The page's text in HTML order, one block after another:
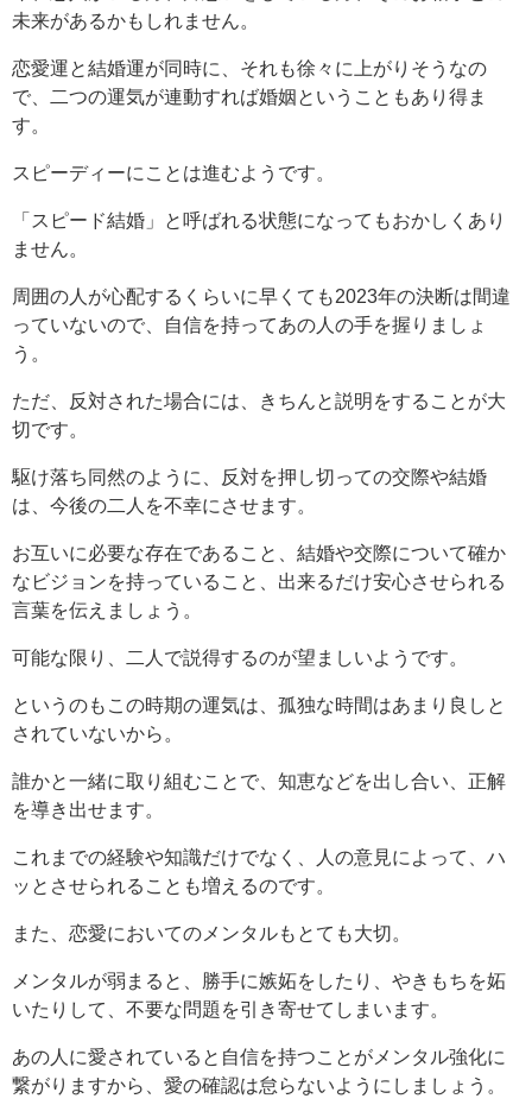
未来があるかもしれません。
恋愛運と結婚運が同時に、それも徐々に上がりそうなの
で、二つの運気が連動すれば婚姻ということもあり得ま
す。
スピーディーにことは進むようです。
「スピード結婚」と呼ばれる状態になってもおかしくあり
ません。
周囲の人が心配するくらいに早くても2023年の決断は間違
っていないので、自信を持ってあの人の手を握りましょ
う。
ただ、反対された場合には、きちんと説明をすることが大
切です。
駆け落ち同然のように、反対を押し切っての交際や結婚
は、今後の二人を不幸にさせます。
お互いに必要な存在であること、結婚や交際について確か
なビジョンを持っていること、出来るだけ安心させられる
言葉を伝えましょう。
可能な限り、二人で説得するのが望ましいようです。
というのもこの時期の運気は、孤独な時間はあまり良しと
されていないから。
誰かと一緒に取り組むことで、知恵などを出し合い、正解
を導き出せます。
これまでの経験や知識だけでなく、人の意見によって、ハ
ッとさせられることも増えるのです。
また、恋愛においてのメンタルもとても大切。
メンタルが弱まると、勝手に嫉妬をしたり、やきもちを妬
いたりして、不要な問題を引き寄せてしまいます。
あの人に愛されていると自信を持つことがメンタル強化に
繋がりますから、愛の確認は怠らないようにしましょう。